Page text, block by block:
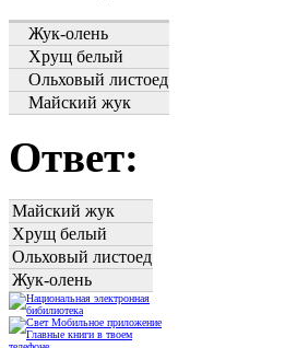
Жук-олень
Хрущ белый
Ольховый листоед
Майский жук
Ответ:
Майский жук
Хрущ белый
Ольховый листоед
Жук-олень